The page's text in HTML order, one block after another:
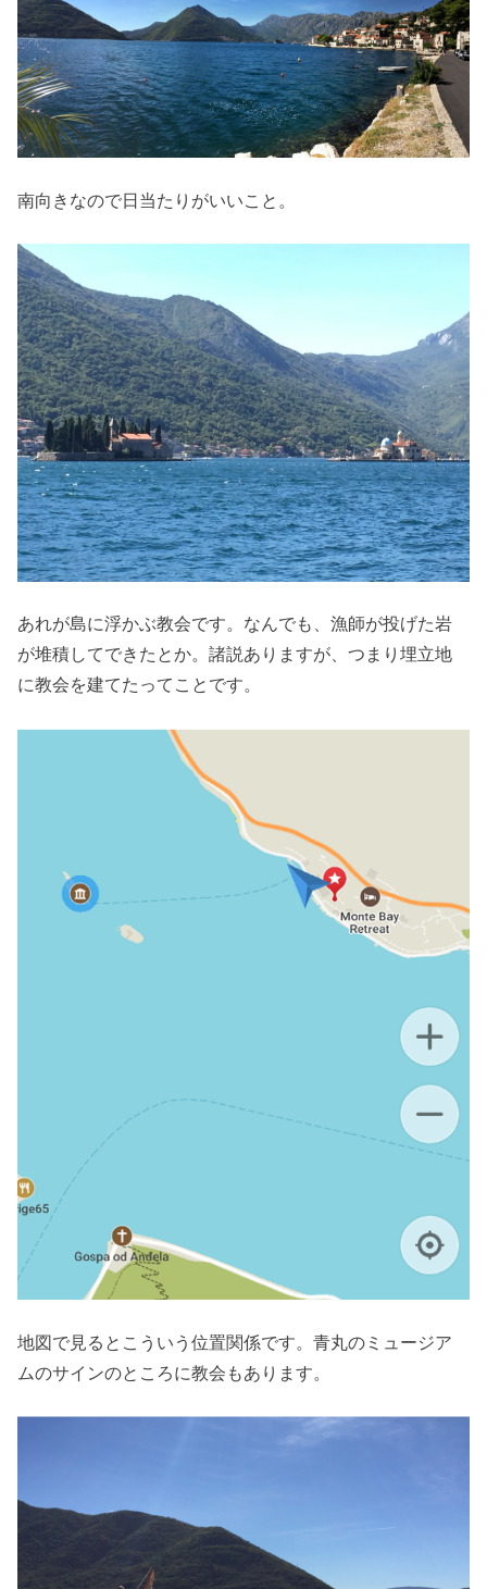
南向きなので日当たりがいいこと。
あれが島に浮かぶ教会です。なんでも、漁師が投げた岩
が堆積してできたとか。諸説ありますが、つまり埋立地
に教会を建てたってことです。
地図で見るとこういう位置関係です。青丸のミュージア
ムのサインのところに教会もあります。